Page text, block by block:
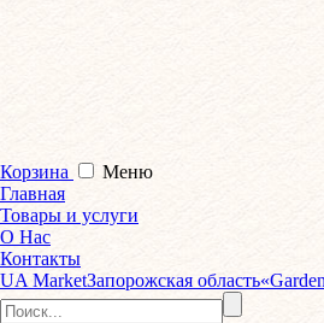
Корзина
Меню
Главная
Товары и услуги
О Нас
Контакты
UA MarketЗапорожская область